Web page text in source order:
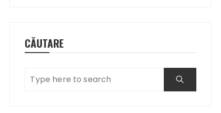
CĂUTARE